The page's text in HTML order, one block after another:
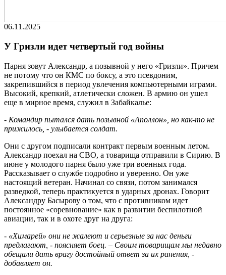
06.11.2025
У Гризли идет четвертый год войны
Парня зовут Александр, а позывной у него «Гризли». Причем
не потому что он КМС по боксу, а это псевдоним,
закрепившийся в период увлечения компьютерными играми.
Высокий, крепкий, атлетически сложен. В армию он ушел
еще в мирное время, служил в Забайкалье:
- Командир пытался дать позывной «Аполлон», но как-то не
прижилось, - улыбается солдат.
Они с другом подписали контракт первым военным летом.
Александр поехал на СВО, а товарища отправили в Сирию. В
июне у молодого парня было уже три военных года.
Рассказывает о службе подробно и уверенно. Он уже
настоящий ветеран. Начинал со связи, потом занимался
разведкой, теперь практикуется в ударных дронах. Говорит
Александру Басырову о том, что с противником идет
постоянное «соревнование» как в развитии беспилотной
авиации, так и в охоте друг на друга:
- «Химарей» они не жалеют и серьезные за нас деньги
предлагают, - поясняет боец. – Своим товарищам мы недавно
обещали дать врагу достойный ответ за их ранения, -
добавляет он.